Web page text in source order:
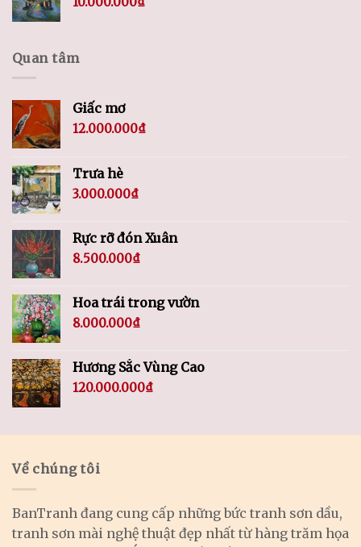
Quan tâm
Giấc mơ
12.000.000₫
Trưa hè
3.000.000₫
Rực rỡ đón Xuân
8.500.000₫
Hoa trái trong vườn
8.000.000₫
Hương Sắc Vùng Cao
120.000.000₫
Về chúng tôi
BanTranh đang cung cấp những bức tranh sơn dầu,
tranh sơn mài nghệ thuật đẹp nhất từ hàng trăm họa